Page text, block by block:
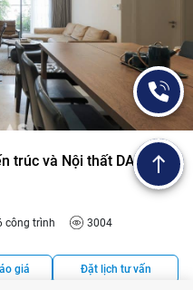
trúc và Nội thất DALAS
công trình
3004
giá Đặt lịch tư vấn